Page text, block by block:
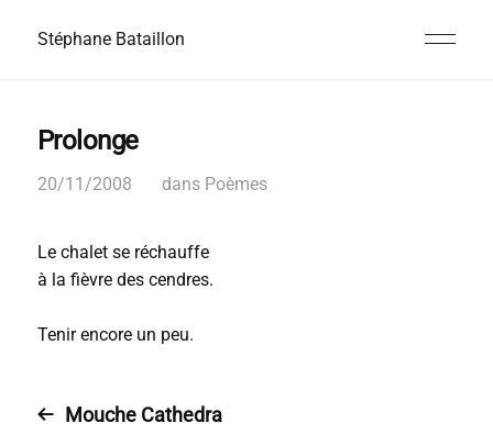
Stéphane Bataillon
Prolonge
20/11/2008 dans Poèmes
Le chalet se réchauffe
à la fièvre des cendres.
Tenir encore un peu.
Mouche Cathedra